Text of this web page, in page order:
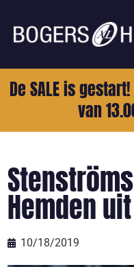
De SALE is
van
Hemden
10/18/2019